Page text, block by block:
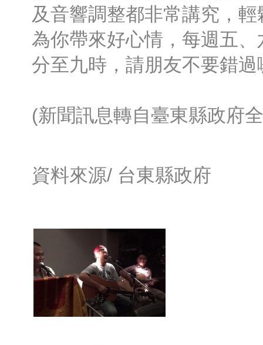
及音響調整都非常講究，
為你帶來好心情，每週五
分至九時，請朋友不要錯過
(新聞訊息轉自臺東縣政府
資料來源/ 台東縣政府